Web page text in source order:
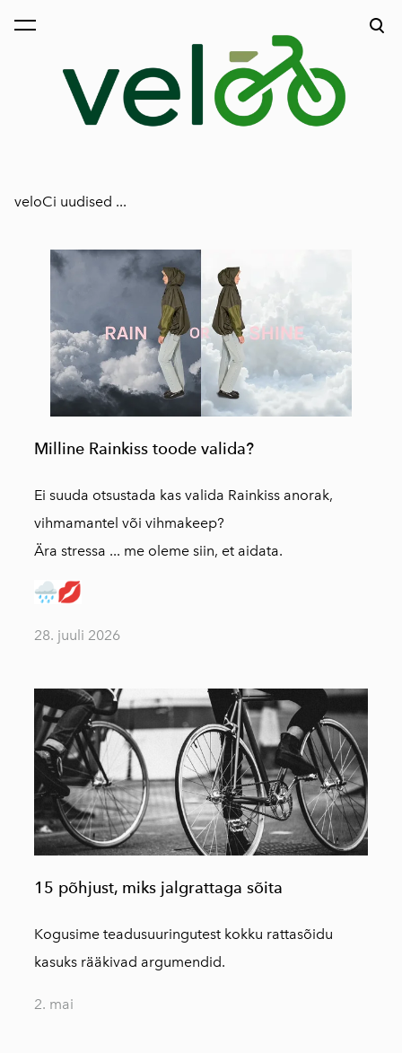
lisati ostukorvi.
veloCi uudised ...
Milline Rainkiss toode valida?
Ei suuda otsustada kas valida Rainkiss anorak,
vihmamantel või vihmakeep?
Ära stressa ... me oleme siin, et aidata.
28. juuli 2026
15 põhjust, miks jalgrattaga sõita
Kogusime teadusuuringutest kokku rattasõidu
kasuks rääkivad argumendid.
2. mai